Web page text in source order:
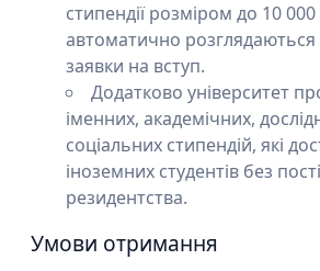
стипендії розміром до 10 000
автоматично розглядаються
заявки на вступ.
Додатково університет
іменних, академічних,
соціальних стипендій, які
іноземних студентів без
резидентства.
Умови отримання